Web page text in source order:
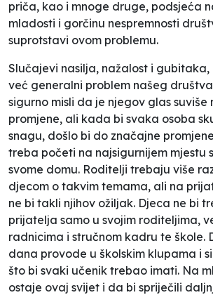
priča, kao i mnoge druge, podsjeća
mladosti i gorčinu nespremnosti
suprotstavi ovom problemu.
Slučajevi nasilja, nažalost i gubitaka,
već generalni problem našeg
sigurno misli da je njegov glas suviše
promjene, ali kada bi svaka osoba
snagu, došlo bi do značajne
treba početi na najsigurnijem mjestu
svome domu. Roditelji trebaju više
djecom o takvim temama, ali na
ne bi takli njihov ožiljak. Djeca ne bi
prijatelja samo u svojim roditeljima,
radnicima i stručnom kadru te škole.
dana provode u školskim klupama i
što bi svaki učenik trebao imati. Na
ostaje ovaj svijet i da bi spriječili